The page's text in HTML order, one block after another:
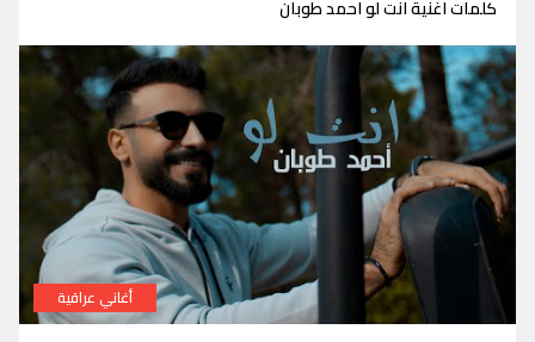
كلمات اغنية انت لو احمد طوبان
أغاني عراقية